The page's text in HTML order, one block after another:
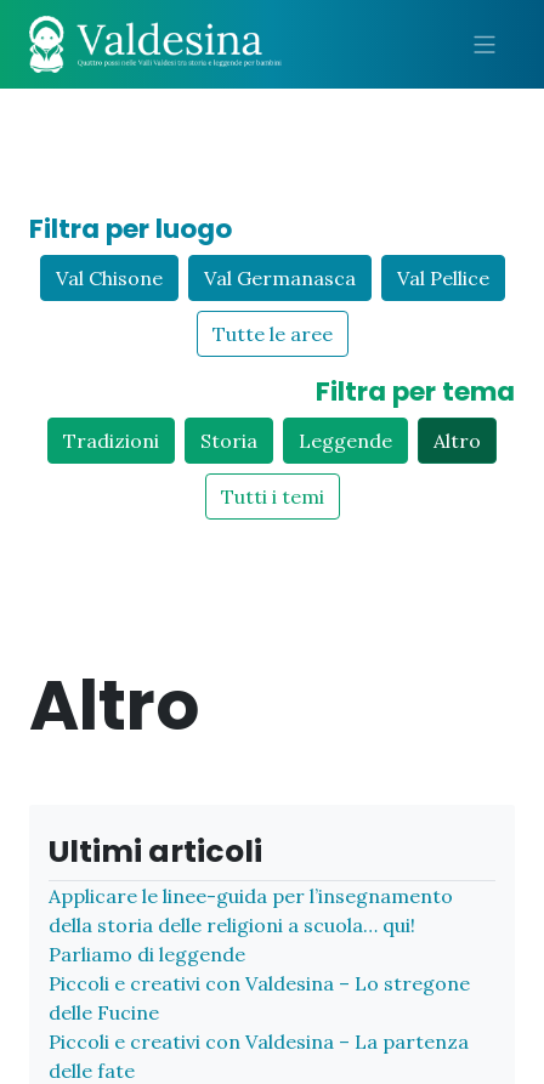
Filtra per luogo
Val Chisone Val Germanasca Val Pellice
Tutte le aree
Filtra per tema
Tradizioni Storia Leggende Altro
Tutti i temi
Altro
Ultimi articoli
Applicare le linee-guida per l’insegnamento
della storia delle religioni a scuola… qui!
Parliamo di leggende
Piccoli e creativi con Valdesina – Lo stregone
delle Fucine
Piccoli e creativi con Valdesina – La partenza
delle fate